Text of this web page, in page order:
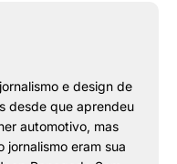
e design de
desde que aprendeu
automotivo, mas
jornalismo eram sua